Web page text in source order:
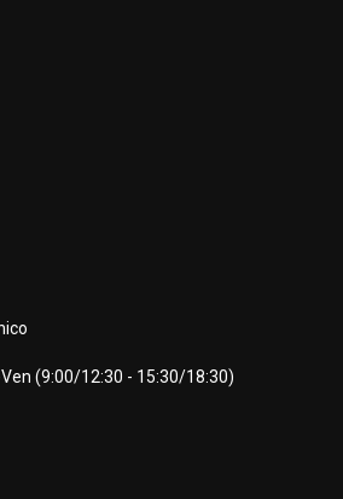
(9:00/12:30 - 15:30/18:30)